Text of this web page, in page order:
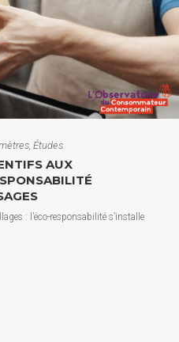
, Études
AUX
: l’éco-responsabilité s’installe